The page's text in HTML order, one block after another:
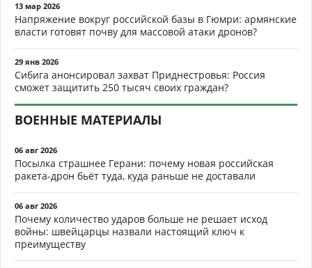
13 мар 2026
Напряжение вокруг российской базы в Гюмри: армянские
власти готовят почву для массовой атаки дронов?
29 янв 2026
Сибига анонсировал захват Приднестровья: Россия
сможет защитить 250 тысяч своих граждан?
ВОЕННЫЕ МАТЕРИАЛЫ
06 авг 2026
Посылка страшнее Герани: почему новая российская
ракета-дрон бьёт туда, куда раньше не доставали
06 авг 2026
Почему количество ударов больше не решает исход
войны: швейцарцы назвали настоящий ключ к
преимуществу